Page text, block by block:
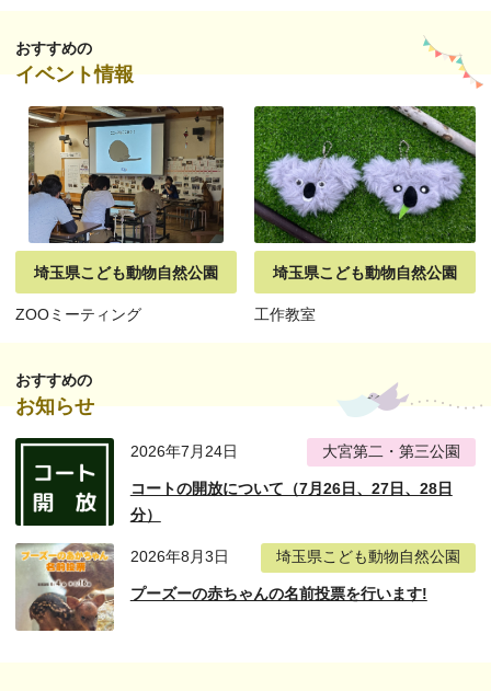
おすすめの
イベント情報
埼玉県こども動物自然公園
ZOOミーティング
埼玉県こども動物自然公園
工作教室
おすすめの
お知らせ
2026年7月24日 大宮第二・第三公園
コートの開放について（7月26日、27日、28日
分）
2026年8月3日 埼玉県こども動物自然公園
プーズーの赤ちゃんの名前投票を行います!